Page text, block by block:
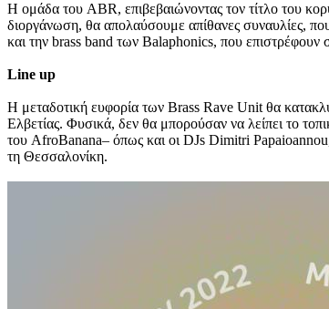
Η ομάδα του ABR, επιβεβαιώνοντας τον τίτλο του
διοργάνωση, θα απολαύσουμε απίθανες συναυλίες,
και την brass band των Balaphonics, που επιστρέφουν
Line up
Η μεταδοτική ευφορία των Brass Rave Unit θα
Ελβετίας. Φυσικά, δεν θα μπορούσαν να λείπει το
του AfroBanana– όπως και οι DJs Dimitri
τη Θεσσαλονίκη.